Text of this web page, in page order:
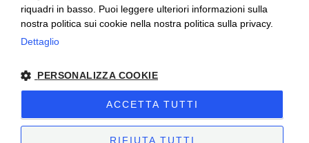
Campaign financed according to EU regulation no. 1308/2013
Sitemap –Terms of Sale– Privacy
VAT number 00171840051
riquadri in basso. Puoi leggere ulteriori informazioni sulla
nostra politica sui cookie nella nostra politica sulla privacy.
Dettaglio
PERSONALIZZA COOKIE
ACCETTA TUTTI
RIFIUTA TUTTI